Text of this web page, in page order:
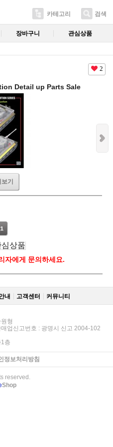
카테고리 검색
장바구니 관심상품
2
Detail up Parts Sale
보기
심상품
자에게 문의하세요.
내 고객센터 커뮤니티
형
업신고번호 : 광명시 신고 2004-102
층
정보처리방침
reserved.
Shop